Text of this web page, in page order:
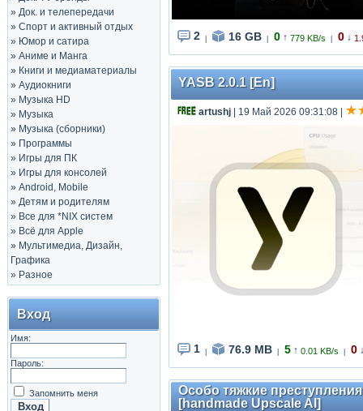
» Док. и телепередачи
» Спорт и активный отдых
» Юмор и сатира
» Аниме и Манга
» Книги и медиаматериалы
» Аудиокниги
» Музыка HD
» Музыка
» Музыка (сборники)
» Программы
» Игры для ПК
» Игры для консолей
» Android, Mobile
» Детям и родителям
» Все для *NIX систем
» Всё для Apple
» Мультимедиа, Дизайн,
Графика
» Разное
Вход
Имя:
Пароль:
Запомнить меня
2 16 GB 0 ↑ 779 KB/s 0 ↓
YASB 2.0.1 [En]
artushj | 19 Май 2026 09:31:08
1 76.9 MB 5 ↑ 0.01 KB/s 0
Особо тяжкие
[handmade Upscale AI]